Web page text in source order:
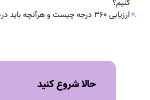
کنیم؟
ارزیابی ۳۶۰ درجه چیست و هرآنچه باید درباره‌ آن بدانید
حالا شروع کنید